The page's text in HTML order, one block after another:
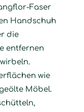
Faser
Handschuh
die
entfernen
wie
Möbel.